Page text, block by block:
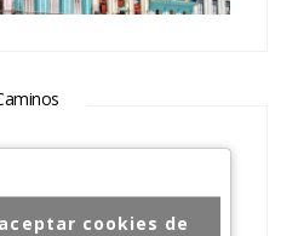
cookies de